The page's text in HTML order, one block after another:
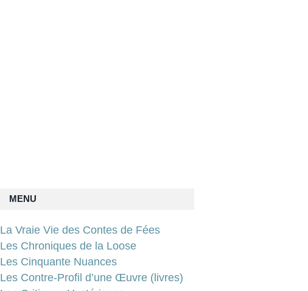
MENU
La Vraie Vie des Contes de Fées
Les Chroniques de la Loose
Les Cinquante Nuances
Les Contre-Profil d’une Œuvre (livres)